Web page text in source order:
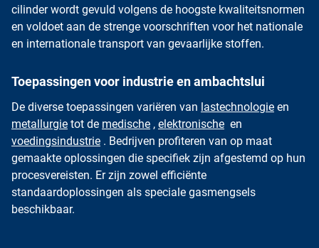
cilinder wordt gevuld volgens de hoogste kwaliteitsnormen
en voldoet aan de strenge voorschriften voor het nationale
en internationale transport van gevaarlijke stoffen.
Toepassingen voor industrie en ambachtslui
De diverse toepassingen variëren van lastechnologie en
metallurgie tot de medische , elektronische en
voedingsindustrie . Bedrijven profiteren van op maat
gemaakte oplossingen die specifiek zijn afgestemd op hun
procesvereisten. Er zijn zowel efficiënte
standaardoplossingen als speciale gasmengsels
beschikbaar.